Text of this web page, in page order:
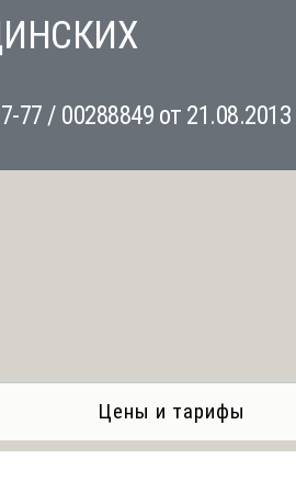
/ 00288849 от 21.08.2013
Цены и тарифы